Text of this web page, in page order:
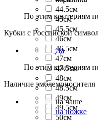
44.5см
45см
45.5см
46см
46.5см
47см
47.5см
48см
48.5см
49см
49.5см
50см
По этим критериям
Кубки с Российской
Да
По этим критериям
Наличие эмблемоносителя
на чаше
на ножке